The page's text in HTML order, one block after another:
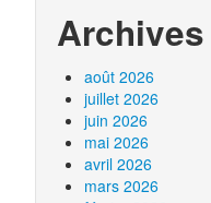
Archives
août 2026
juillet 2026
juin 2026
mai 2026
avril 2026
mars 2026